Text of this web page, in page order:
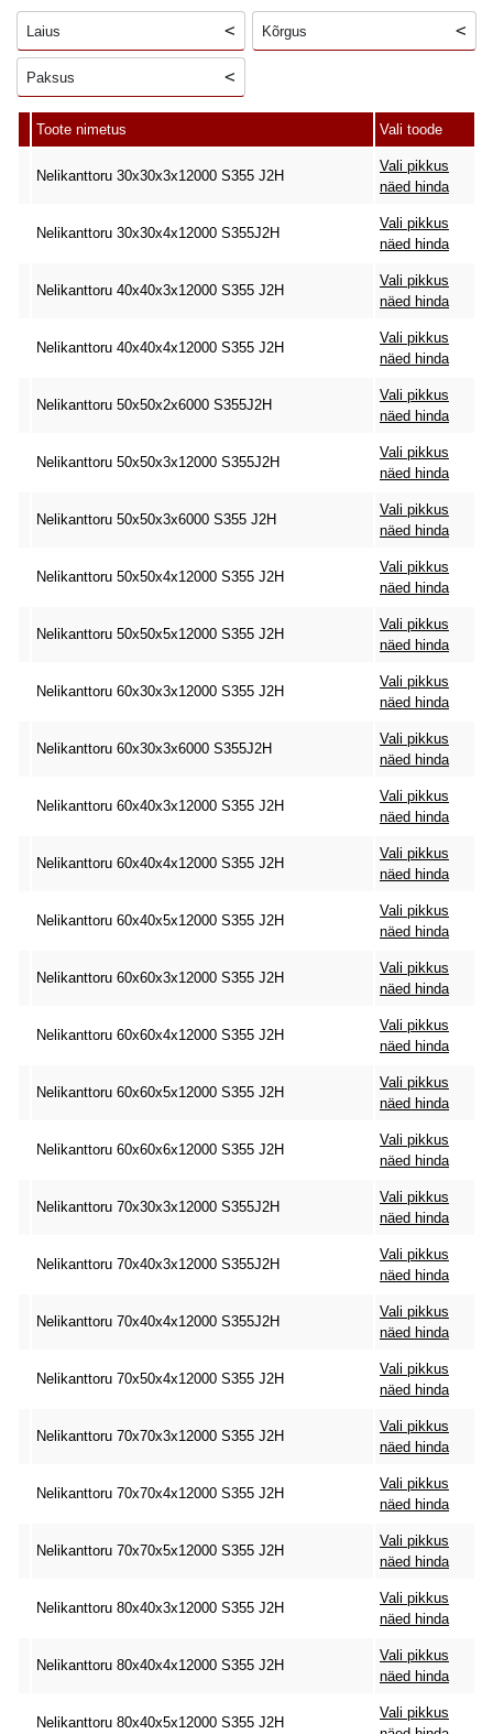
Laius Kõrgus
Paksus
Toote nimetus Vali toode
Nelikanttoru 30x30x3x12000 S355 J2H
Vali pikkus
näed hinda
Nelikanttoru 30x30x4x12000 S355J2H
Vali pikkus
näed hinda
Nelikanttoru 40x40x3x12000 S355 J2H
Vali pikkus
näed hinda
Nelikanttoru 40x40x4x12000 S355 J2H
Vali pikkus
näed hinda
Nelikanttoru 50x50x2x6000 S355J2H
Vali pikkus
näed hinda
Nelikanttoru 50x50x3x12000 S355J2H
Vali pikkus
näed hinda
Nelikanttoru 50x50x3x6000 S355 J2H
Vali pikkus
näed hinda
Nelikanttoru 50x50x4x12000 S355 J2H
Vali pikkus
näed hinda
Nelikanttoru 50x50x5x12000 S355 J2H
Vali pikkus
näed hinda
Nelikanttoru 60x30x3x12000 S355 J2H
Vali pikkus
näed hinda
Nelikanttoru 60x30x3x6000 S355J2H
Vali pikkus
näed hinda
Nelikanttoru 60x40x3x12000 S355 J2H
Vali pikkus
näed hinda
Nelikanttoru 60x40x4x12000 S355 J2H
Vali pikkus
näed hinda
Nelikanttoru 60x40x5x12000 S355 J2H
Vali pikkus
näed hinda
Nelikanttoru 60x60x3x12000 S355 J2H
Vali pikkus
näed hinda
Nelikanttoru 60x60x4x12000 S355 J2H
Vali pikkus
näed hinda
Nelikanttoru 60x60x5x12000 S355 J2H
Vali pikkus
näed hinda
Nelikanttoru 60x60x6x12000 S355 J2H
Vali pikkus
näed hinda
Nelikanttoru 70x30x3x12000 S355J2H
Vali pikkus
näed hinda
Nelikanttoru 70x40x3x12000 S355J2H
Vali pikkus
näed hinda
Nelikanttoru 70x40x4x12000 S355J2H
Vali pikkus
näed hinda
Nelikanttoru 70x50x4x12000 S355 J2H
Vali pikkus
näed hinda
Nelikanttoru 70x70x3x12000 S355 J2H
Vali pikkus
näed hinda
Nelikanttoru 70x70x4x12000 S355 J2H
Vali pikkus
näed hinda
Nelikanttoru 70x70x5x12000 S355 J2H
Vali pikkus
näed hinda
Nelikanttoru 80x40x3x12000 S355 J2H
Vali pikkus
näed hinda
Nelikanttoru 80x40x4x12000 S355 J2H
Vali pikkus
näed hinda
Nelikanttoru 80x40x5x12000 S355 J2H
Vali pikkus